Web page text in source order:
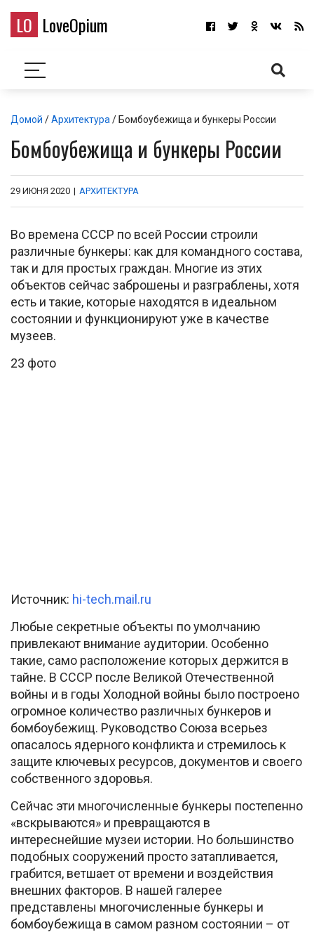
LO LoveOpium
Домой /Архитектура / Бомбоубежища и бункеры России
Бомбоубежища и бункеры России
29 ИЮНЯ 2020 | АРХИТЕКТУРА
Во времена СССР по всей России строили
различные бункеры: как для командного состава,
так и для простых граждан. Многие из этих
объектов сейчас заброшены и разграблены, хотя
есть и такие, которые находятся в идеальном
состоянии и функционируют уже в качестве
музеев.
23 фото
Источник: hi-tech.mail.ru
Любые секретные объекты по умолчанию
привлекают внимание аудитории. Особенно
такие, само расположение которых держится в
тайне. В СССР после Великой Отечественной
войны и в годы Холодной войны было построено
огромное количество различных бункеров и
бомбоубежищ. Руководство Союза всерьез
опасалось ядерного конфликта и стремилось к
защите ключевых ресурсов, документов и своего
собственного здоровья.
Сейчас эти многочисленные бункеры постепенно
«вскрываются» и превращаются в
интереснейшие музеи истории. Но большинство
подобных сооружений просто затапливается,
грабится, ветшает от времени и воздействия
внешних факторов. В нашей галерее
представлены многочисленные бункеры и
бомбоубежища в самом разном состоянии – от